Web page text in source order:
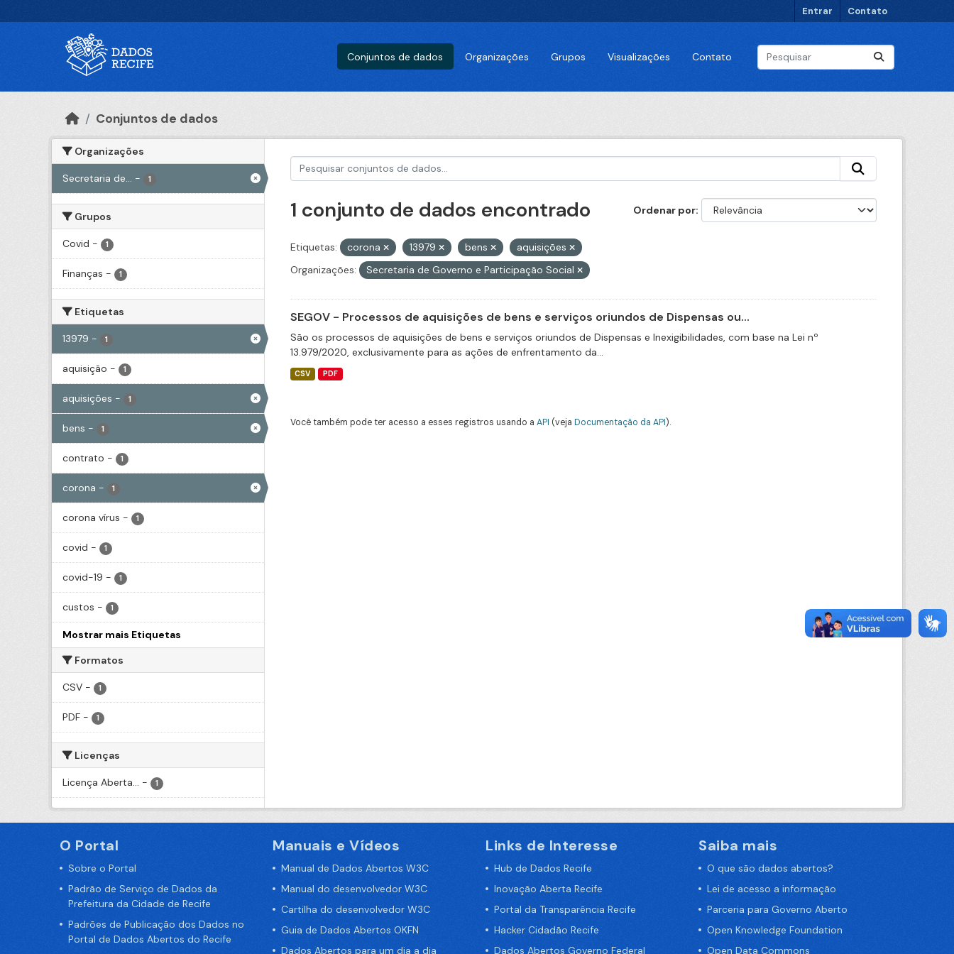
Entrar Contato
Conjuntos de dados Organizações Grupos Visualizações Contato
Conjuntos de dados
Organizações
Secretaria de... - 1
Grupos
Covid - 1
Finanças - 1
Etiquetas
13979 - 1
aquisição - 1
aquisições - 1
bens - 1
contrato - 1
corona - 1
corona vírus - 1
covid - 1
covid-19 - 1
custos - 1
Mostrar mais Etiquetas
Formatos
CSV - 1
PDF - 1
Licenças
Licença Aberta... - 1
Ordenar por
1 conjunto de dados encontrado
Etiquetas: corona 13979 bens
aquisições
Organizações:
Secretaria de Governo e Participação Social
SEGOV - Processos de aquisições de bens e serviços oriundos de Dispensas ou...
São os processos de aquisições de bens e serviços oriundos de Dispensas e Inexigibilidades, com base na Lei nº
13.979/2020, exclusivamente para as ações de enfrentamento da...
CSV PDF
Você também pode ter acesso a esses registros usando a API (veja Documentação da API).
O Portal
Sobre o Portal
Padrão de Serviço de Dados da
Prefeitura da Cidade de Recife
Padrões de Publicação dos Dados no
Portal de Dados Abertos do Recife
Manuais e Vídeos
Manual de Dados Abertos W3C
Manual do desenvolvedor W3C
Cartilha do desenvolvedor W3C
Guia de Dados Abertos OKFN
Dados Abertos para um dia a dia
Links de Interesse
Hub de Dados Recife
Inovação Aberta Recife
Portal da Transparência Recife
Hacker Cidadão Recife
Dados Abertos Governo Federal
Saiba mais
O que são dados abertos?
Lei de acesso a informação
Parceria para Governo Aberto
Open Knowledge Foundation
Open Data Commons